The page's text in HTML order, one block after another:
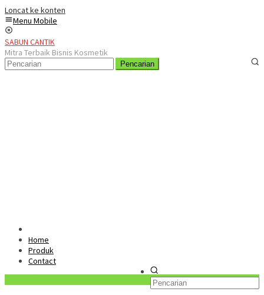
Loncat ke konten
Menu Mobile
SABUN CANTIK
Mitra Terbaik Bisnis Kosmetik
Pencarian
Home
Produk
Contact